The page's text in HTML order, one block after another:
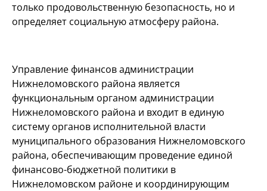
только продовольственную безопасность, но и
определяет социальную атмосферу района.
Управление финансов администрации
Нижнеломовского района является
функциональным органом администрации
Нижнеломовского района и входит в единую
систему органов исполнительной власти
муниципального образования Нижнеломовского
района, обеспечивающим проведение единой
финансово-бюджетной политики в
Нижнеломовском районе и координирующим